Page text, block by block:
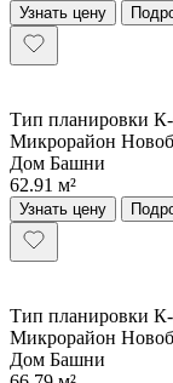
Узнать цену
Тип планировки К-
Микрорайон
Дом Башни
62.91 м²
Узнать цену
Тип планировки К-
Микрорайон
Дом Башни